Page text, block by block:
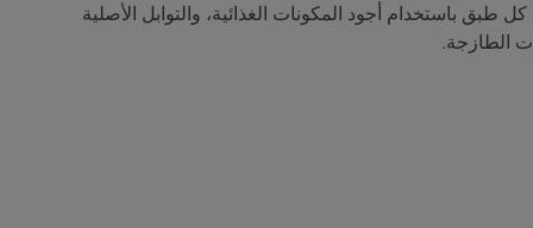
باستخدام أجود المكونات الغذائية، والتوابل الأصلية
الطازجة.